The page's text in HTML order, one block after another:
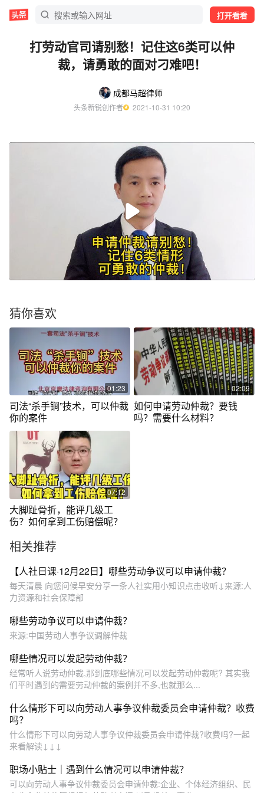
打开看看
打劳动官司请别愁！记住这6类可以仲
裁，请勇敢的面对刁难吧！
成都马超律师
头条新锐创作者
  2021-10-31 10:20
猜你喜欢
01:23
司法“杀手锏”技术，可以仲裁
你的案件
02:09
如何申请劳动仲裁？要钱
吗？需要什么材料？
07:12
大脚趾骨折，能评几级工
伤？如何拿到工伤赔偿呢？
相关推荐
【人社日课·12月22日】哪些劳动争议可以申请仲裁？
每天清晨 向您问候早安分享一条人社实用小知识点击收听↓来源:人
力资源和社会保障部
哪些劳动争议可以申请仲裁？
来源:中国劳动人事争议调解仲裁
哪些情况可以发起劳动仲裁？
经常听人说劳动仲裁,那到底哪些情况可以发起劳动仲裁呢? 其实我
们平时遇到的需要劳动仲裁的案例并不多,也就那么...
什么情形下可以向劳动人事争议仲裁委员会申请仲裁？收费
吗？
什么情形下可以向劳动人事争议仲裁委员会申请仲裁?收费吗?一起
来看解读↓↓↓
职场小贴士｜遇到什么情况可以申请仲裁？
可以向劳动人事争议仲裁委员会申请仲裁:企业、个体经济组织、民